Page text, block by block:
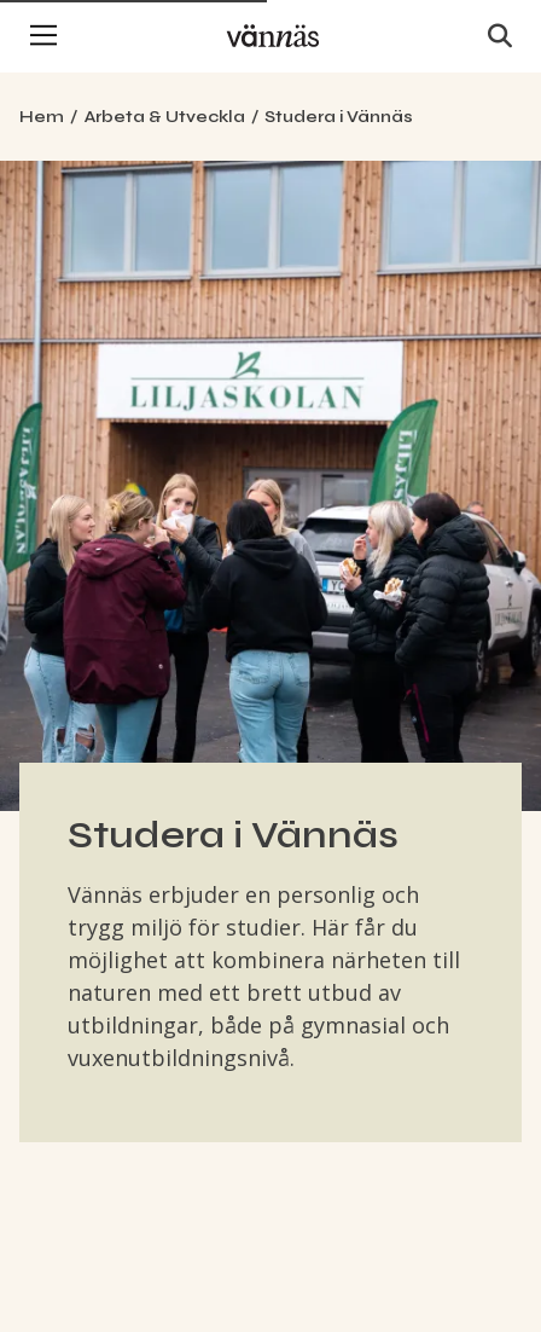
Hem Arbeta & Utveckla Studera i Vännäs
Studera i Vännäs
Vännäs erbjuder en personlig och
trygg miljö för studier. Här får du
möjlighet att kombinera närheten till
naturen med ett brett utbud av
utbildningar, både på gymnasial och
vuxenutbildningsnivå.